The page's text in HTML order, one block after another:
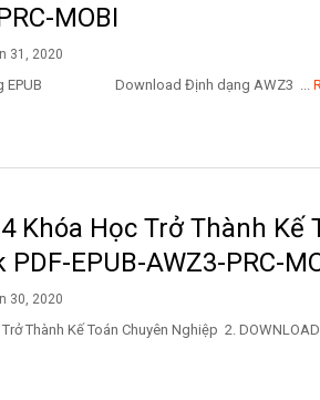
MOBI
31, 2020
EPUB Download Định dạng AWZ3 ...
Khóa Học Trở Thành Kế
EPUB-AWZ3-PRC-
30, 2020
Trở Thành Kế Toán Chuyên Nghiệp 2.